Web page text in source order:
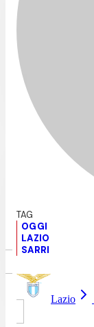
OGGI
LAZIO
SARRI
Lazio